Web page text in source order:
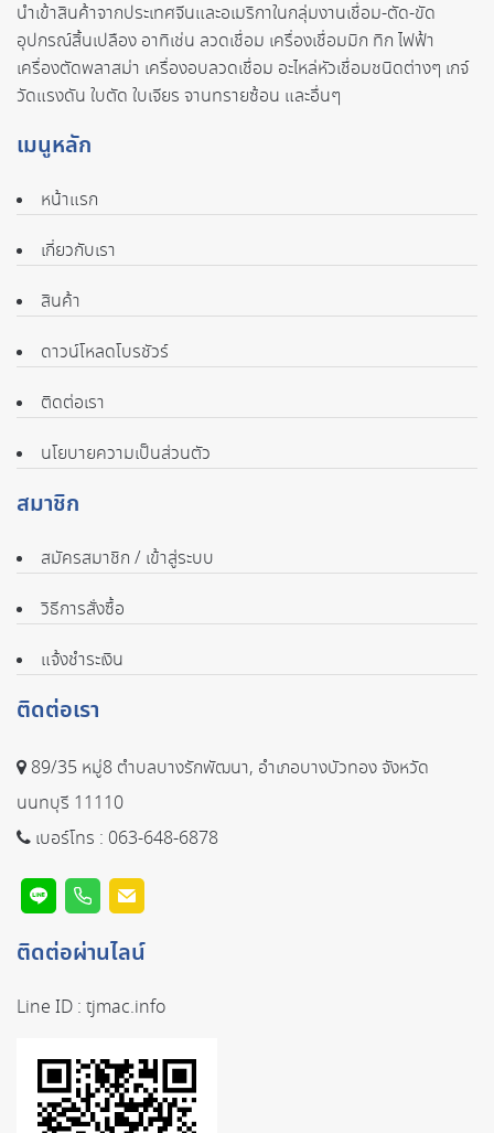
นำเข้าสินค้าจากประเทศจีนและอเมริกาในกลุ่มงานเชื่อม-ตัด-ขัด
อุปกรณ์สิ้นเปลือง อาทิเช่น ลวดเชื่อม เครื่องเชื่อมมิก ทิก ไฟฟ้า
เครื่องตัดพลาสม่า เครื่องอบลวดเชื่อม อะไหล่หัวเชื่อมชนิดต่างๆ เกจ์
วัดแรงดัน ใบตัด ใบเจียร จานทรายซ้อน และอื่นๆ
เมนูหลัก
หน้าแรก
เกี่ยวกับเรา
สินค้า
ดาวน์โหลดโบรชัวร์
ติดต่อเรา
นโยบายความเป็นส่วนตัว
สมาชิก
สมัครสมาชิก / เข้าสู่ระบบ
วิธีการสั่งซื้อ
แจ้งชำระเงิน
ติดต่อเรา
89/35 หมู่8 ตำบลบางรักพัฒนา, อำเภอบางบัวทอง จังหวัด
นนทบุรี 11110
เบอร์โทร : 063-648-6878
ติดต่อผ่านไลน์
Line ID : tjmac.info